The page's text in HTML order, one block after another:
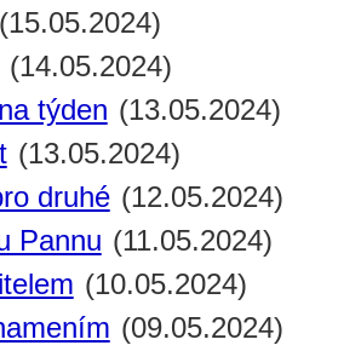
(15.05.2024)
(14.05.2024)
týden (13.05.2024)
(13.05.2024)
druhé (12.05.2024)
Pannu (11.05.2024)
(10.05.2024)
(09.05.2024)